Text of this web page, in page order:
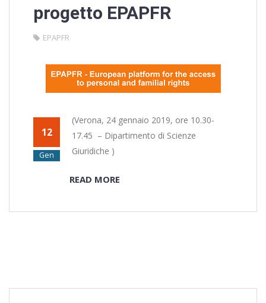
progetto EPAPFR
EPAPFR
12
Gen
(Verona, 24 gennaio 2019, ore 10.30-
17.45 – Dipartimento di Scienze
Giuridiche )
READ MORE